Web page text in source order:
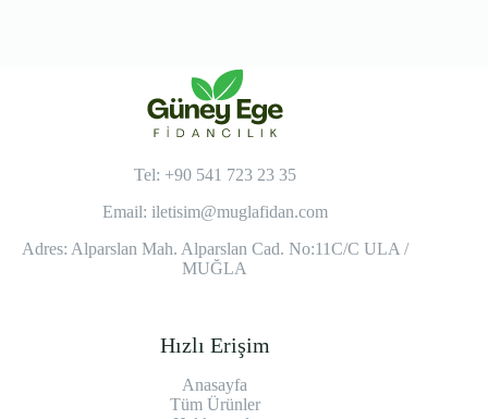
Tel: +90 541 723 23 35
Email: iletisim@muglafidan.com
Adres: Alparslan Mah. Alparslan Cad. No:11C/C ULA /
MUĞLA
Hızlı Erişim
Anasayfa
Tüm Ürünler